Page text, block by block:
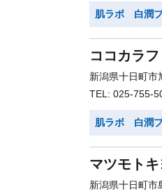
肌ラボ 白潤
ココカラ
新潟県十日町市
TEL: 025-755-
肌ラボ 白潤
マツモト
新潟県十日町市